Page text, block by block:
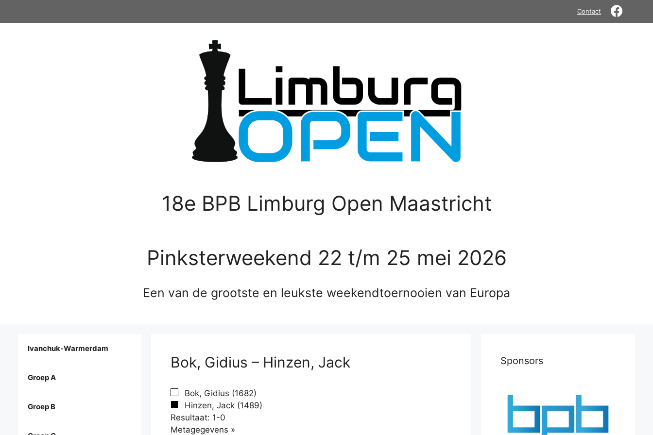
Contact
18e BPB Limburg Open Maastricht
Pinksterweekend 22 t/m 25 mei 2026
Een van de grootste en leukste weekendtoernooien van Europa
Bok, Gidius – Hinzen, Jack
Bok, Gidius (1682)
Hinzen, Jack (1489)
Resultaat: 1-0
Metagegevens »
Ivanchuk-Warmerdam
Groep A
Groep B
Sponsors